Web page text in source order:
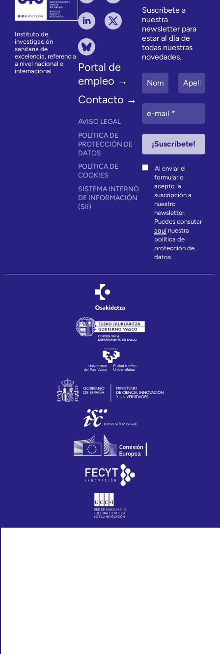
Instituto de
investigación
sanitaria de
excelencia, referencia
a nivel nacional e
internacional
Portal de
empleo →
Contacto →
AVISO LEGAL
POLÍTICA DE
PROTECCIÓN DE
DATOS
POLÍTICA DE
COOKIES
SISTEMA INTERNO
DE INFORMACIÓN
(SII)
Suscríbete a
nuestra
newsletter para
estar al día de
todas nuestras
novedades.
Al enviar el
formulario
acepto la
suscripción a
nuestro
newsletter.
Puedes consutar
aquínuestra
política de
protección de
datos.